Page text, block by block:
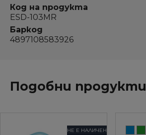
Код на продукта
ESD-103MR
Баркод
4897108583926
Подобни продукти
НЕ Е НАЛИЧЕН